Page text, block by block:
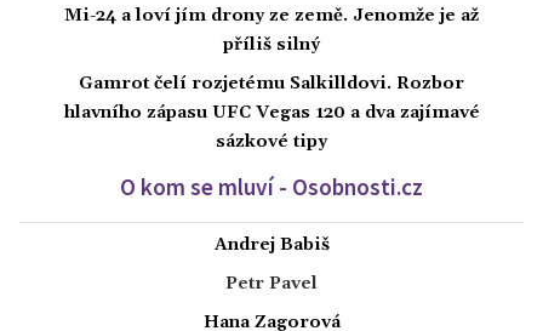
Mi-24 a loví jím drony ze země. Jenomže je až
příliš silný
Gamrot čelí rozjetému Salkilldovi. Rozbor
hlavního zápasu UFC Vegas 120 a dva zajímavé
sázkové tipy
O kom se mluví - Osobnosti.cz
Andrej Babiš
Petr Pavel
Hana Zagorová